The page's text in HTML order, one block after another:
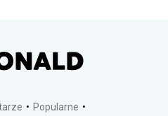
Popularne